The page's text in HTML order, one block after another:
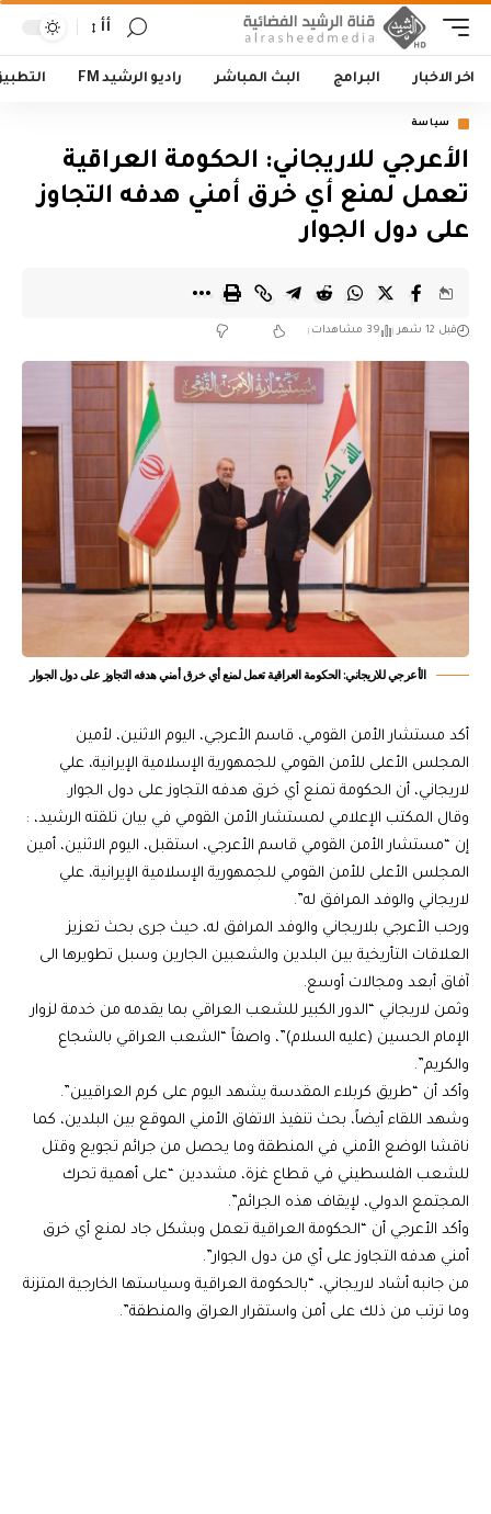
أأ
اخر الاخبار البرامج البث المباشر راديو الرشيد FM
سياسة
الأعرجي للاريجاني: الحكومة العراقية
تعمل لمنع أي خرق أمني هدفه التجاوز
على دول الجوار
قبل 12 شهر 39 مشاهدات
الأعرجي للاريجاني: الحكومة العراقية تعمل لمنع أي خرق أمني هدفه التجاوز على دول الجوار
أكد مستشار الأمن القومي، قاسم الأعرجي، اليوم الاثنين، لأمين
المجلس الأعلى للأمن القومي للجمهورية الإسلامية الإيرانية، علي
لاريجاني، أن الحكومة تمنع أي خرق هدفه التجاوز على دول الجوار.
وقال المكتب الإعلامي لمستشار الأمن القومي في بيان تلقته الرشيد، :
إن “مستشار الأمن القومي قاسم الأعرجي، استقبل، اليوم الاثنين، أمين
المجلس الأعلى للأمن القومي للجمهورية الإسلامية الإيرانية، علي
لاريجاني والوفد المرافق له”.
ورحب الأعرجي بلاريجاني والوفد المرافق له، حيث جرى بحث تعزيز
العلاقات التأريخية بين البلدين والشعبين الجارين وسبل تطويرها الى
آفاق أبعد ومجالات أوسع.
وثمن لاريجاني “الدور الكبير للشعب العراقي بما يقدمه من خدمة لزوار
الإمام الحسين (عليه السلام)”، واصفاً “الشعب العراقي بالشجاع
والكريم”.
وأكد أن “طريق كربلاء المقدسة يشهد اليوم على كرم العراقيين”.
وشهد اللقاء أيضاً، بحث تنفيذ الاتفاق الأمني الموقع بين البلدين، كما
ناقشا الوضع الأمني في المنطقة وما يحصل من جرائم تجويع وقتل
للشعب الفلسطيني في قطاع غزة، مشددين “على أهمية تحرك
المجتمع الدولي، لإيقاف هذه الجرائم”.
وأكد الأعرجي أن “الحكومة العراقية تعمل وبشكل جاد لمنع أي خرق
أمني هدفه التجاوز على أي من دول الجوار”.
من جانبه أشاد لاريجاني، “بالحكومة العراقية وسياستها الخارجية المتزنة
وما ترتب من ذلك على أمن واستقرار العراق والمنطقة”.